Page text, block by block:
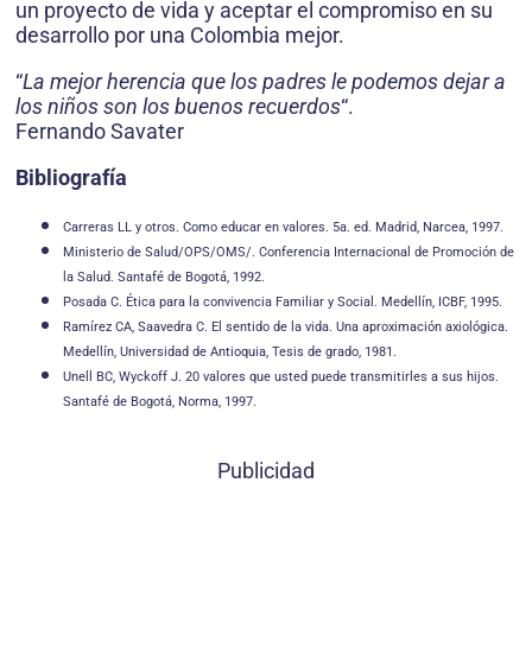
un proyecto de vida y aceptar el compromiso en su
desarrollo por una Colombia mejor.
“La mejor herencia que los padres le podemos dejar a
los niños son los buenos recuerdos“.
Fernando Savater
Bibliografía
Carreras LL y otros. Como educar en valores. 5a. ed. Madrid, Narcea, 1997.
Ministerio de Salud/OPS/OMS/. Conferencia Internacional de Promoción de
la Salud. Santafé de Bogotá, 1992.
Posada C. Ética para la convivencia Familiar y Social. Medellín, ICBF, 1995.
Ramírez CA, Saavedra C. El sentido de la vida. Una aproximación axiológica.
Medellín, Universidad de Antioquia, Tesis de grado, 1981.
Unell BC, Wyckoff J. 20 valores que usted puede transmitirles a sus hijos.
Santafé de Bogotá, Norma, 1997.
Publicidad